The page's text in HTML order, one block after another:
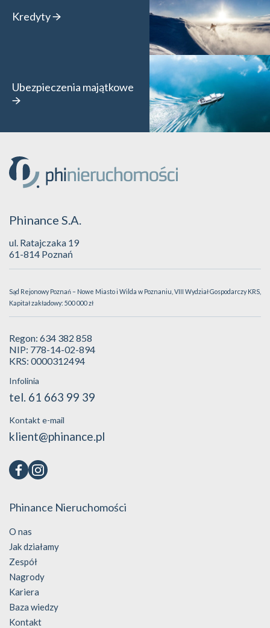
Kredyty
Ubezpieczenia majątkowe
Phinance S.A.
ul. Ratajczaka 19
61-814 Poznań
Sąd Rejonowy Poznań – Nowe Miasto i Wilda w Poznaniu, VIII Wydział Gospodarczy KRS,
Kapitał zakładowy: 500 000 zł
Regon: 634 382 858
NIP: 778-14-02-894
KRS: 0000312494
Infolinia
tel. 61 663 99 39
Kontakt e-mail
klient@phinance.pl
Phinance Nieruchomości
O nas
Jak działamy
Zespół
Nagrody
Kariera
Baza wiedzy
Kontakt